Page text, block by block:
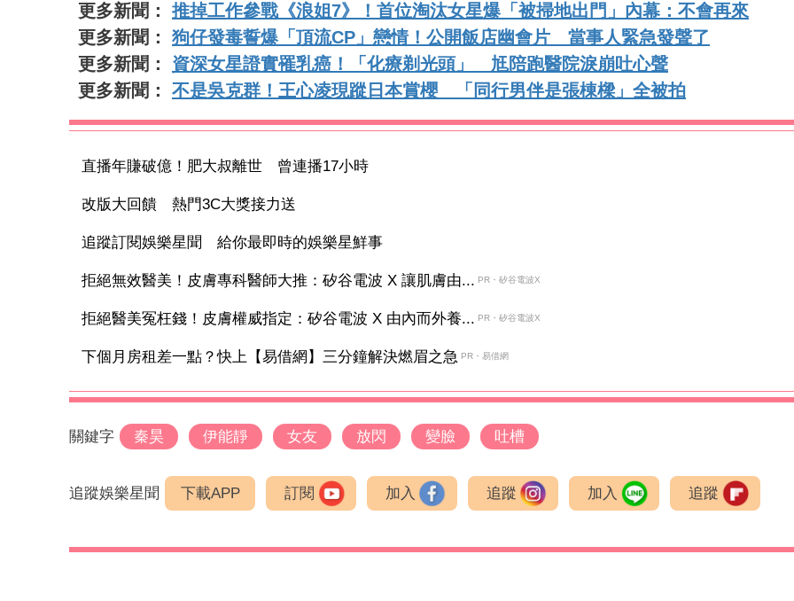
更多新聞： 推掉工作參戰《浪姐7》！首位淘汰女星爆「被掃地出門」內幕：不會再來
更多新聞： 狗仔發毒誓爆「頂流CP」戀情！公開飯店幽會片 當事人緊急發聲了
更多新聞： 資深女星證實罹乳癌！「化療剃光頭」 尪陪跑醫院淚崩吐心聲
更多新聞： 不是吳克群！王心凌現蹤日本賞櫻 「同行男伴是張棟樑」全被拍
直播年賺破億！肥大叔離世 曾連播17小時
改版大回饋 熱門3C大獎接力送
追蹤訂閱娛樂星聞 給你最即時的娛樂星鮮事
拒絕無效醫美！皮膚專科醫師大推：矽谷電波 X 讓肌膚由... PR・矽谷電波X
拒絕醫美冤枉錢！皮膚權威指定：矽谷電波 X 由內而外養... PR・矽谷電波X
下個月房租差一點？快上【易借網】三分鐘解決燃眉之急 PR・易借網
關鍵字 秦昊 伊能靜 女友 放閃 變臉 吐槽
追蹤娛樂星聞 下載APP 訂閱 加入 追蹤 加入 追蹤